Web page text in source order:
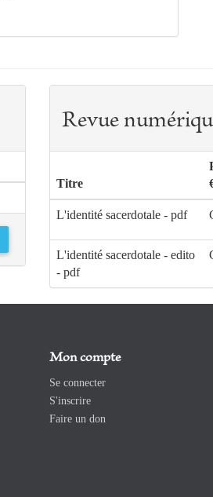
Revue
Titre
L'identité sacerdotale - pdf
L'identité sacerdotale - edito
- pdf
Mon compte
Se connecter
S'inscrire
Faire un don